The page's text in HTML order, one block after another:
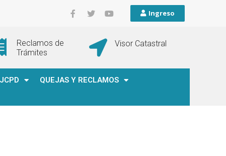
Ingreso
Reclamos de
Trámites
Visor Catastral
JCPD
QUEJAS Y RECLAMOS